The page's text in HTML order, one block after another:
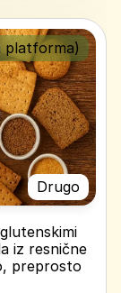
Drugo
platforma)
iz resnične
preprosto